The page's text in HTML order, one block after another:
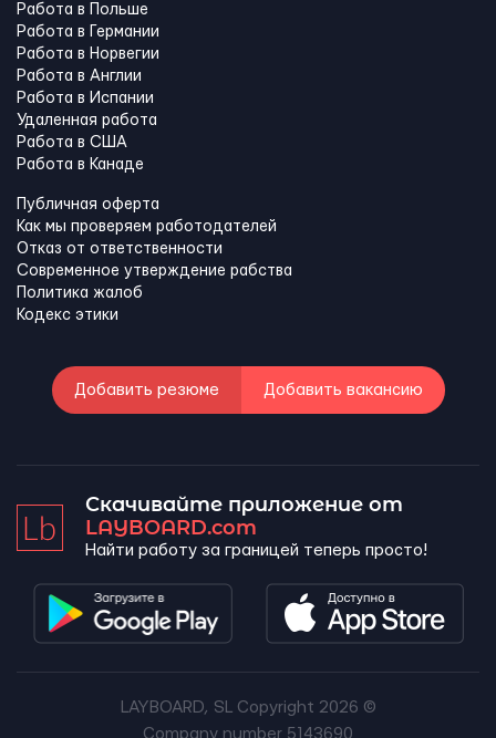
Работа в Польше
Работа в Германии
Работа в Норвегии
Работа в Англии
Работа в Испании
Удаленная работа
Работа в США
Работа в Канадe
Публичная оферта
Как мы проверяем работодателей
Отказ от ответственности
Современное утверждение рабства
Политика жалоб
Кодекс этики
Добавить резюме Добавить вакансию
Скачивайте приложение от
LAYBOARD.com
Найти работу за границей теперь просто!
LAYBOARD, SL Copyright 2026 ©
Company number 5143690